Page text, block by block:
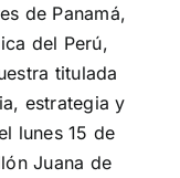
de Panamá,
del Perú,
titulada
estrategia y
lunes 15 de
Juana de